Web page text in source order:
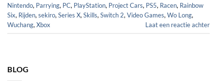
Nintendo, Parrying, PC, PlayStation, Project Cars, PS5, Racen, Rainbow
Six, Rijden, sekiro, Series X, Skills, Switch 2, Video Games, Wo Long,
Wuchang, Xbox Laat een reactie achter
BLOG